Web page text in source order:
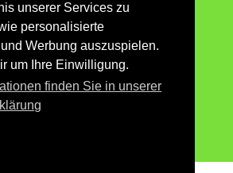
unserer Services zu
personalisierte
Werbung auszuspielen.
um Ihre Einwilligung.
finden Sie in unserer